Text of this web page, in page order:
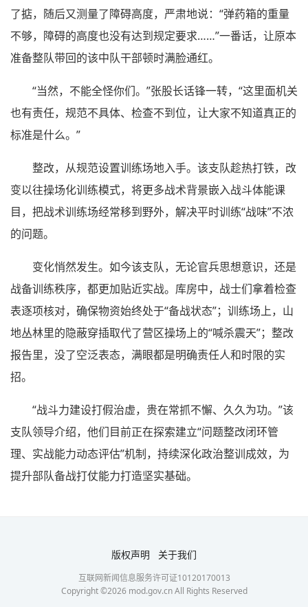
了掂，随后又测量了障碍高度，严肃地说：“弹药箱的重量
不够，障碍的高度也没有达到规定要求……”一番话，让原本
准备整队带回的该中队干部顿时满脸通红。
“当然，不能全怪你们。”张股长话锋一转，“这里面机关
也有责任，规范不具体、检查不到位，让大家不知道真正的
标准是什么。”
整改，从规范设置训练场地入手。该支队趁热打铁，改
变以往操场化训练模式，将更多战术背景嵌入战斗体能课
目，把战术训练场经常移到野外，解决平时训练“战味”不浓
的问题。
变化悄然发生。如今该支队，无论官兵思想意识，还是
战备训练秩序，都更加贴近实战。库房中，战士们拿着检查
表逐项核对，确保物资始终处于“备战状态”；训练场上，山
地丛林里的隐蔽穿插取代了营区操场上的“喊杀震天”；整改
报告里，没了空泛表态，满眼都是明确责任人和时限的实
招。
“战斗力建设打假治虚，贵在常抓不懈、久久为功。”该
支队领导介绍，他们目前正在探索建立“问题整改闭环管
理、实战能力动态评估”机制，持续深化政治整训成效，为
提升部队备战打仗能力打造坚实基础。
版权声明 关于我们
互联网新闻信息服务许可证10120170013
Copyright ©2026mod.gov.cn All Rights Reserved